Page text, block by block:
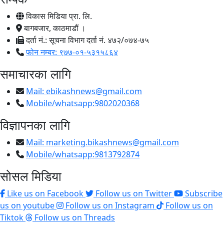
विकास मिडिया प्रा. लि.
बागबजार, काठमाडौं ।
दर्ता नं.: सूचना विभाग दर्ता नं. ४७२/०७४-७५
फोन नम्बर: ९७७-०१-५३१५८६४
समाचारका लागि
Mail: ebikashnews@gmail.com
Mobile/whatsapp:9802020368
विज्ञापनका लागि
Mail: marketing.bikashnews@gmail.com
Mobile/whatsapp:9813792874
सोसल मिडिया
Like us on Facebook Follow us on Twitter
Subscribe
us on youtube
Follow us on Instagram
Follow us on
Tiktok
Follow us on Threads